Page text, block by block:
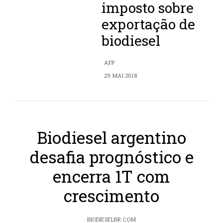
imposto sobre
exportação de
biodiesel
AFP
29 MAI 2018
Biodiesel argentino
desafia prognóstico e
encerra 1T com
crescimento
BIODIESELBR.COM